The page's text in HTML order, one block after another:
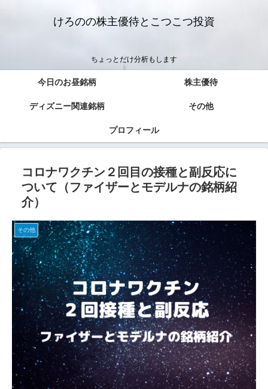
けろのの株主優待とこつこつ投資
ちょっとだけ分析もします
今日のお昼銘柄 株主優待
ディズニー関連銘柄 その他
プロフィール
コロナワクチン２回目の接種と副反応に
ついて（ファイザーとモデルナの銘柄紹
介）
その他